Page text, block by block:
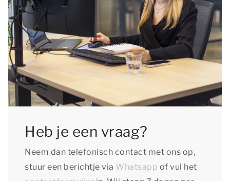
Heb je een vraag?
Neem dan telefonisch contact met ons op,
stuur een berichtje via Whatsapp of vul het